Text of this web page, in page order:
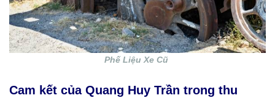
Phế Liệu Xe Cũ
Cam kết của Quang Huy Trần trong thu